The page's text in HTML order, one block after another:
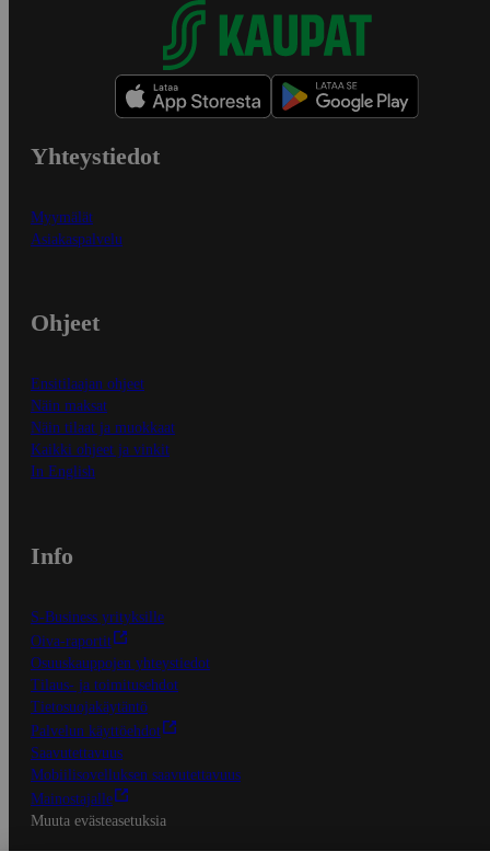
Yhteystiedot
Myymälät
Asiakaspalvelu
Ohjeet
Ensitilaajan ohjeet
Näin maksat
Näin tilaat ja muokkaat
Kaikki ohjeet ja vinkit
In English
Info
S-Business yrityksille
Oiva-raportit
Osuuskauppojen yhteystiedot
Tilaus- ja toimitusehdot
Tietosuojakäytäntö
Palvelun käyttöehdot
Saavutettavuus
Mobiilisovelluksen saavutettavuus
Mainostajalle
Muuta evästeasetuksia